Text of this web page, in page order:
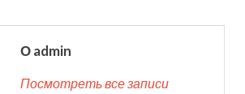
О admin
Посмотреть все записи